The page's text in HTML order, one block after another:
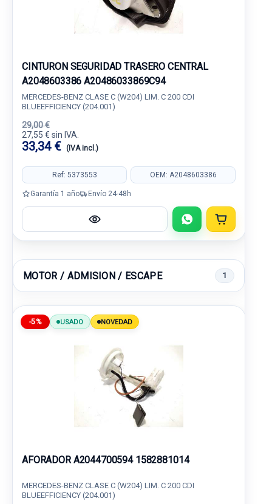
CINTURON SEGURIDAD TRASERO CENTRAL
A2048603386 A20486033869C94
MERCEDES-BENZ CLASE C (W204) LIM. C 200 CDI
BLUEEFFICIENCY (204.001)
29,00 €
27,55 € sin IVA.
33,34 € (IVA incl.)
Ref: 5373553 OEM: A2048603386
Garantía 1 año Envío 24-48h
MOTOR / ADMISION / ESCAPE 1
-5% USADO NOVEDAD
AFORADOR A2044700594 1582881014
MERCEDES-BENZ CLASE C (W204) LIM. C 200 CDI
BLUEEFFICIENCY (204.001)